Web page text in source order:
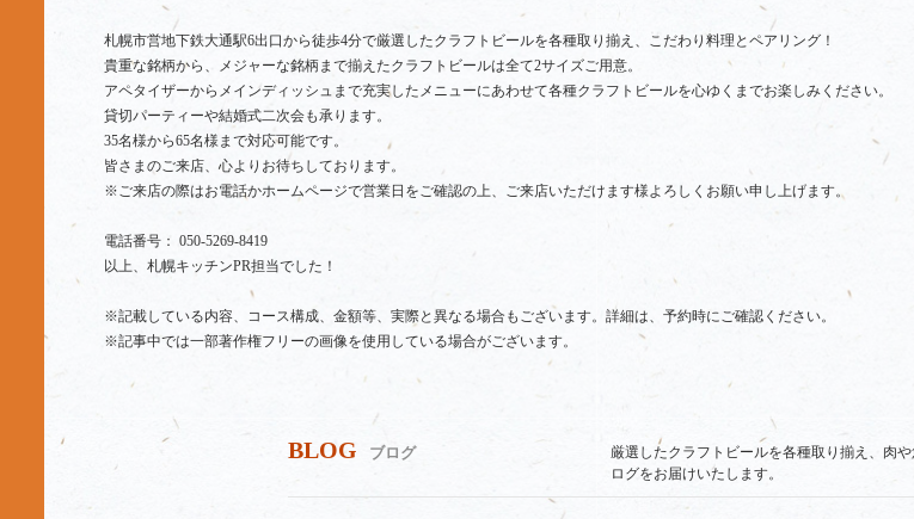
札幌市営地下鉄大通駅6出口から徒歩4分で厳選したクラフトビールを各種取り揃え、こだわり料理とペアリング！
貴重な銘柄から、メジャーな銘柄まで揃えたクラフトビールは全て2サイズご用意。
アペタイザーからメインディッシュまで充実したメニューにあわせて各種クラフトビールを心ゆくまでお楽しみください。
貸切パーティーや結婚式二次会も承ります。
35名様から65名様まで対応可能です。
皆さまのご来店、心よりお待ちしております。
※ご来店の際はお電話かホームページで営業日をご確認の上、ご来店いただけます様よろしくお願い申し上げます。
電話番号： 050-5269-8419
以上、札幌キッチンPR担当でした！
※記載している内容、コース構成、金額等、実際と異なる場合もございます。詳細は、予約時にご確認ください。
※記事中では一部著作権フリーの画像を使用している場合がございます。
BLOG ブログ
厳選したクラフトビールを各種取り揃え、肉
ログをお届けいたします。